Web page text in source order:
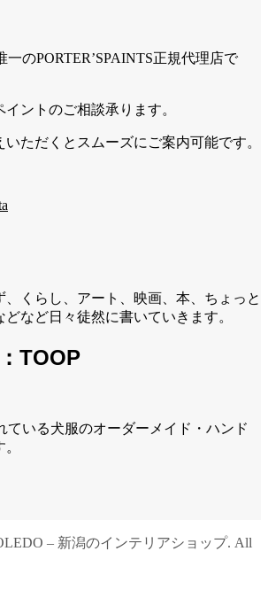
のPORTER’SPAINTS正規代理店で
ントのご相談承ります。
ただくとスムーズにご案内可能です。
、くらし、アート、映画、本、ちょっと
など日々徒然に書いていきます。
TOOP
ている犬服のオーダーメイド・ハンド
– 新潟のインテリアショップ. All